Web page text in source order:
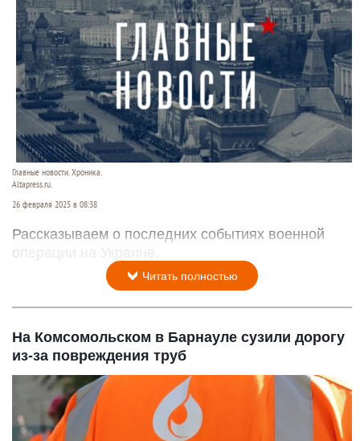
Главные новости. Хроника.
Altapress.ru.
26 февраля 2025 в 08:38
Рассказываем о последних событиях военной
операции на Украине.
Читать полностью
На Комсомольском в Барнауле сузили дорогу
из-за повреждения труб